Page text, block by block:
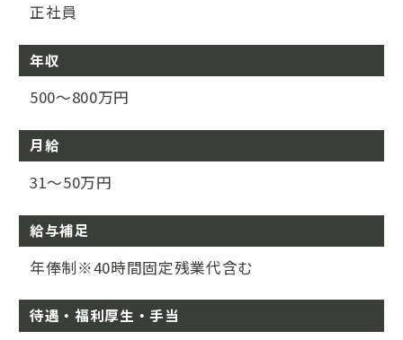
正社員
年収
500～800万円
月給
31～50万円
給与補足
年俸制※40時間固定残業代含む
待遇・福利厚生・手当